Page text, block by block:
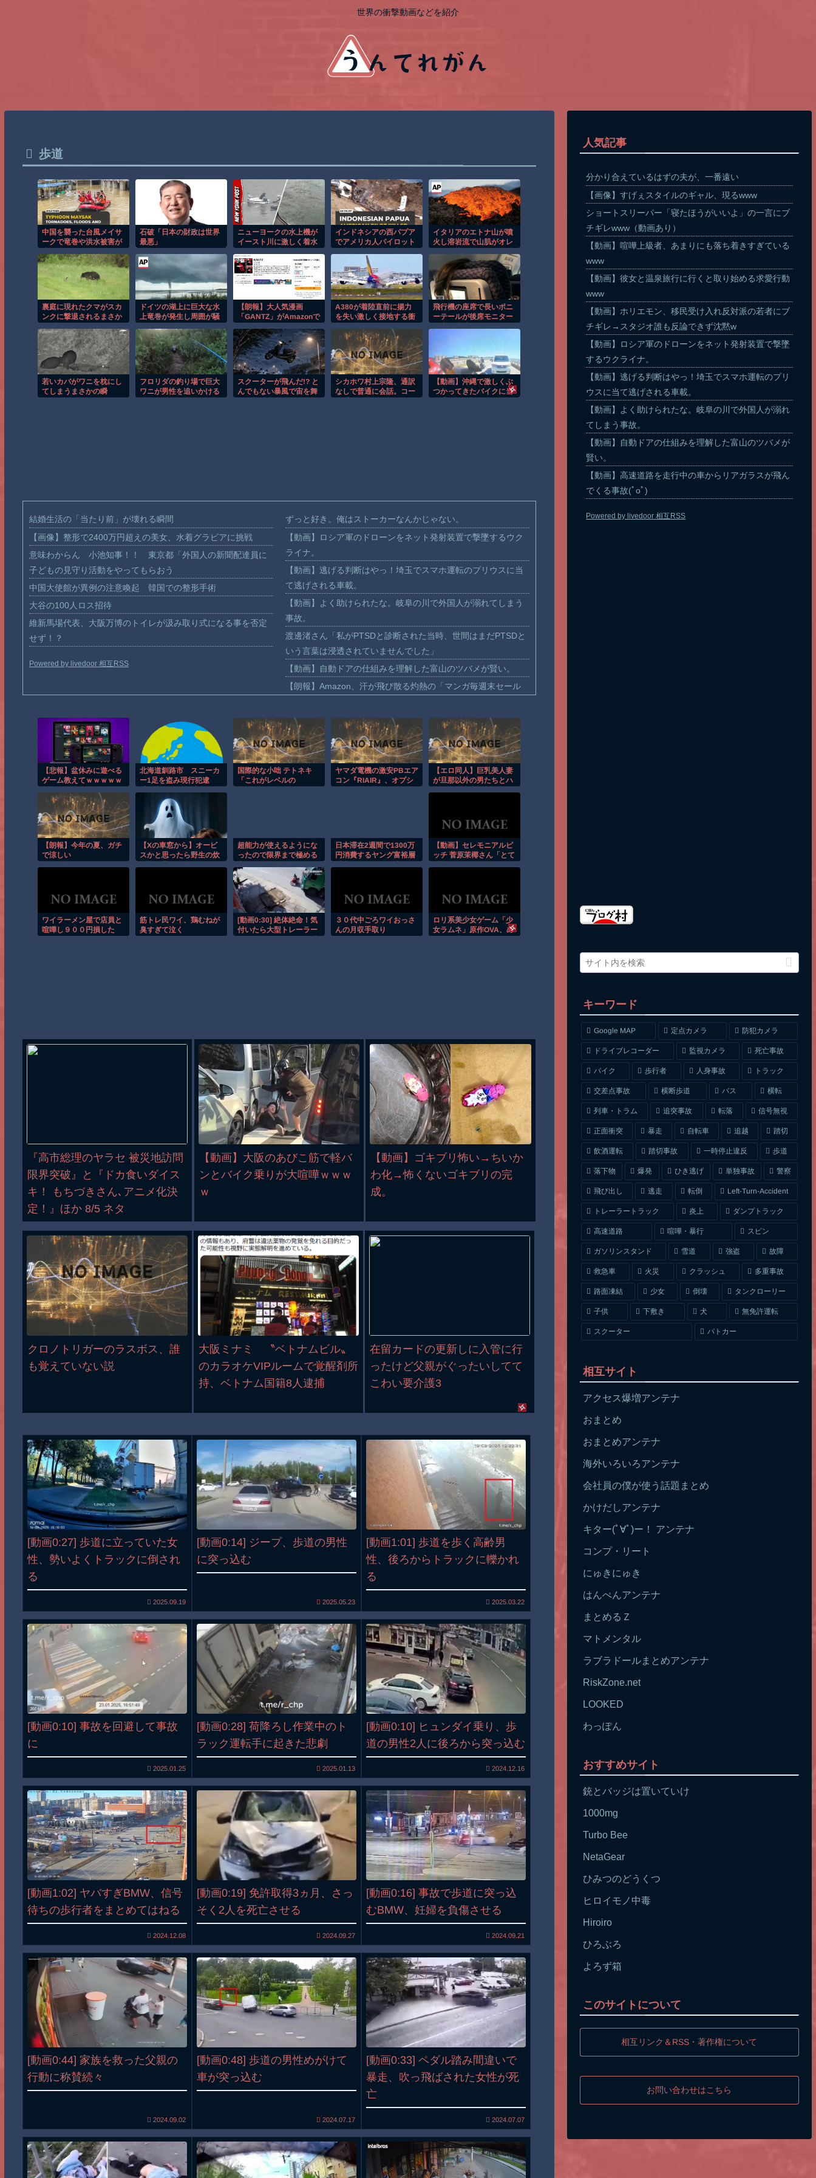
世界の衝撃動画などを紹介
歩道
中国を襲った台風メイサ
ークで竜巻や洪水被害が
石破「日本の財政は世界
最悪」
ニューヨークの水上機が
イースト川に激しく着水
インドネシアの西パプア
でアメリカ人パイロット
イタリアのエトナ山が噴
火し溶岩流で山肌がオレ
裏庭に現れたクマがスカ
ンクに撃退されるまさか
ドイツの湖上に巨大な水
上竜巻が発生し周囲が騒
【朗報】大人気漫画
「GANTZ」がAmazonで
ｗｗｗ
A380が着陸直前に揚力
を失い激しく接地する衝
飛行機の座席で長いポニ
ーテールが後席モニター
若いカバがワニを枕にし
てしまうまさかの瞬
フロリダの釣り場で巨大
ワニが男性を追いかける
スクーターが飛んだ!? と
んでもない暴風で宙を舞
シカホワ村上宗隆、通訳
なしで普通に会話。コー
【動画】沖縄で激しくぶ
つかってきたバイクに当
結婚生活の「当たり前」が壊れる瞬間
【画像】整形で2400万円超えの美女、水着グラビアに挑戦
意味わからん 小池知事！！ 東京都「外国人の新聞配達員に
子どもの見守り活動をやってもらおう
中国大使館が異例の注意喚起 韓国での整形手術
大谷の100人ロス招待
維新馬場代表、大阪万博のトイレが汲み取り式になる事を否定
せず！？
Powered by livedoor 相互RSS
ずっと好き。俺はストーカーなんかじゃない。
【動画】ロシア軍のドローンをネット発射装置で撃墜するウク
ライナ。
【動画】逃げる判断はやっ！埼玉でスマホ運転のプリウスに当
て逃げされる車載。
【動画】よく助けられたな。岐阜の川で外国人が溺れてしまう
事故。
渡邊渚さん「私がPTSDと診断された当時、世間はまだPTSDと
いう言葉は浸透されていませんでした」
【動画】自動ドアの仕組みを理解した富山のツバメが賢い。
【朗報】Amazon、汗が飛び散る灼熱の「マンガ毎週末セール
【動画】高速道路を走行中の車からリアガラスが飛んでくる事
故(ﾟoﾟ)
子供向け漫画、謎の闇の大会に参加しがち問題
【朗報】大人気漫画「GANTZ」がAmazonでなんと全巻100円
ｗｗｗｗｗｗ
【悲報】盆休みに遊べる
ゲーム教えてｗｗｗｗｗ
北海道釧路市 スニーカ
ー1足を盗み現行犯逮
持金は4万円「後でお金
を払えば許されると思っ
た」[8/7]
国際的な小咄 テトネキ
「これがレベルの
ヤマダ電機の激安PBエア
コン『RIAIR』、オプシ
【エロ同人】巨乳美人妻
が旦那以外の男たちとハ
【朗報】今年の夏、ガチ
で涼しい
【Xの車窓から】オービ
スかと思ったら野生の炊
超能力が使えるようにな
ったので限界まで極める
日本滞在2週間で1300万
円消費するヤング富裕層
【動画】セレモニアルピ
ッチ 菅原茉椰さん「とて
テマリーンズ」
ワイラーメン屋で店員と
喧嘩し９００円損した
筋トレ民ワイ、鶏むねが
臭すぎて泣く
[動画0:30] 絶体絶命！気
付いたら大型トレーラー
３０代中ごろワイおっさ
んの月収手取り
ロリ系美少女ゲーム「少
女ラムネ」原作OVA、め
『高市総理のヤラセ 被災地訪問
限界突破』と『ドカ食いダイス
キ！ もちづきさん､アニメ化決
定！』ほか 8/5 ネタ
【動画】大阪のあびこ筋で軽バ
ンとバイク乗りが大喧嘩ｗｗｗ
ｗ
【動画】ゴキブリ怖い→ちいか
わ化→怖くないゴキブリの完
成。
クロノトリガーのラスボス、誰
も覚えていない説
大阪ミナミ 〝ベトナムビル〟
のカラオケVIPルームで覚醒剤所
持、ベトナム国籍8人逮捕
在留カードの更新しに入管に行
ったけど父親がぐったいしてて
こわい要介護3
[動画0:27] 歩道に立っていた女
性、勢いよくトラックに倒され
る
2025.09.19
[動画0:14] ジープ、歩道の男性
に突っ込む
2025.05.23
[動画1:01] 歩道を歩く高齢男
性、後ろからトラックに轢かれ
る
2025.03.22
[動画0:10] 事故を回避して事故
に
2025.01.25
[動画0:28] 荷降ろし作業中のト
ラック運転手に起きた悲劇
2025.01.13
[動画0:10] ヒュンダイ乗り、歩
道の男性2人に後ろから突っ込む
2024.12.16
[動画1:02] ヤバすぎBMW、信号
待ちの歩行者をまとめてはねる
2024.12.08
[動画0:19] 免許取得3ヵ月、さっ
そく2人を死亡させる
2024.09.27
[動画0:16] 事故で歩道に突っ込
むBMW、妊婦を負傷させる
2024.09.21
[動画0:44] 家族を救った父親の
行動に称賛続々
2024.09.02
[動画0:48] 歩道の男性めがけて
車が突っ込む
2024.07.17
[動画0:33] ペダル踏み間違いで
暴走、吹っ飛ばされた女性が死
亡
2024.07.07
人気記事
分かり合えているはずの夫が、一番遠い
【画像】すげぇスタイルのギャル、現るwww
ショートスリーパー「寝たほうがいいよ」の一言にブ
チギレwww（動画あり）
【動画】喧嘩上級者、あまりにも落ち着きすぎている
www
【動画】彼女と温泉旅行に行くと取り始める求愛行動
www
【動画】ホリエモン、移民受け入れ反対派の若者にブ
チギレ→スタジオ誰も反論できず沈黙w
【動画】ロシア軍のドローンをネット発射装置で撃墜
するウクライナ。
【動画】逃げる判断はやっ！埼玉でスマホ運転のプリ
ウスに当て逃げされる車載。
【動画】よく助けられたな。岐阜の川で外国人が溺れ
てしまう事故。
【動画】自動ドアの仕組みを理解した富山のツバメが
賢い。
【動画】高速道路を走行中の車からリアガラスが飛ん
でくる事故(ﾟoﾟ)
Powered by livedoor 相互RSS
キーワード
Google MAP 定点カメラ 防犯カメラ
ドライブレコーダー 監視カメラ 死亡事故
バイク 歩行者 人身事故 トラック
交差点事故 横断歩道 バス 横転
列車・トラム 追突事故 転落 信号無視
正面衝突 暴走 自転車 追越 踏切
飲酒運転 踏切事故 一時停止違反 歩道
落下物 爆発 ひき逃げ 単独事故 警察
飛び出し 逃走 転倒 Left-Turn-Accident
トレーラートラック 炎上 ダンプトラック
高速道路 喧嘩・暴行 スピン
ガソリンスタンド 雪道 強盗 故障
救急車 火災 クラッシュ 多重事故
路面凍結 少女 倒壊 タンクローリー
子供 下敷き 犬 無免許運転
スクーター パトカー
相互サイト
アクセス爆増アンテナ
おまとめ
おまとめアンテナ
海外いろいろアンテナ
会社員の僕が使う話題まとめ
かけだしアンテナ
キター(ﾟ∀ﾟ)ー！ アンテナ
コンプ・リート
にゅきにゅき
はんぺんアンテナ
まとめるＺ
マトメンタル
ラブラドールまとめアンテナ
RiskZone.net
LOOKED
わっぽん
おすすめサイト
銃とバッジは置いていけ
1000mg
Turbo Bee
NetaGear
ひみつのどうくつ
ヒロイモノ中毒
Hiroiro
ひろぶろ
よろず箱
このサイトについて
相互リンク＆RSS・著作権について
お問い合わせはこちら